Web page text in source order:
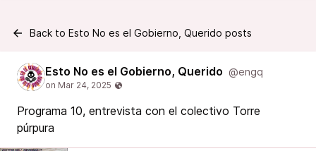
Back to Esto No es el Gobierno, Querido posts
Esto No es el Gobierno, Querido @engq
Programa 10, entrevista con el colectivo Torre
púrpura